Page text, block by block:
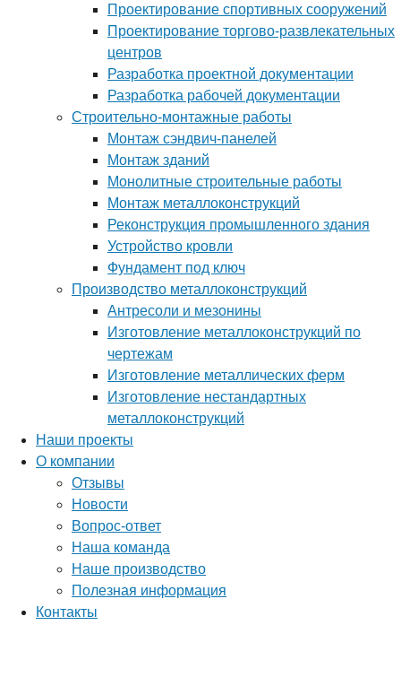
Проектирование спортивных сооружений
Проектирование торгово-развлекательных
центров
Разработка проектной документации
Разработка рабочей документации
Строительно-монтажные работы
Монтаж сэндвич-панелей
Монтаж зданий
Монолитные строительные работы
Монтаж металлоконструкций
Реконструкция промышленного здания
Устройство кровли
Фундамент под ключ
Производство металлоконструкций
Антресоли и мезонины
Изготовление металлоконструкций по
чертежам
Изготовление металлических ферм
Изготовление нестандартных
металлоконструкций
Наши проекты
О компании
Отзывы
Новости
Вопрос-ответ
Наша команда
Наше производство
Полезная информация
Контакты